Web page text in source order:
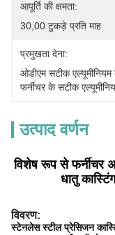
आपूर्ति की क्षमता:
30,00 टुकड़े प्रति माह
प्रमुखता देना:
ओडीएम सटीक एल्यूमीनियम
फर्नीचर के सटीक
उत्पाद वर्णन
विशेष रूप से फर्नीचर
धातु
विवरण:
स्टेनलेस स्टील प्रेसिजन